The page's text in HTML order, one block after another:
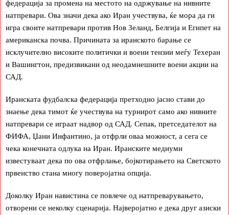
федерација за промена на местото на одржување на нивните
натпревари. Ова значи дека ако Иран учествува, ќе мора да ги
игра своите натпревари против Нов Зеланд, Белгија и Египет на
американска почва. Причината за иранското барање се
исклучително високите политички и воени тензии меѓу Техеран
и Вашингтон, предизвикани од неодамнешните воени акции на
САД.
Иранската фудбалска федерација претходно јасно стави до
знаење дека тимот ќе учествува на турнирот само ако нивните
натпревари се играат надвор од САД. Сепак, претседателот на
ФИФА, Џани Инфантино, ја отфрли оваа можност, а сега се
чека конечната одлука на Иран. Иранските медиуми
известуваат дека по ова отфрлање, бојкотирањето на Светското
првенство стана многу поверојатна опција.
Доколку Иран навистина се повлече од натпреварувањето,
отворени се неколку сценарија. Најверојатно е дека друг азиски